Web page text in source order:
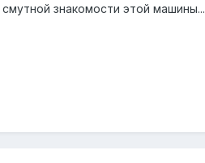
знакомости этой машины...